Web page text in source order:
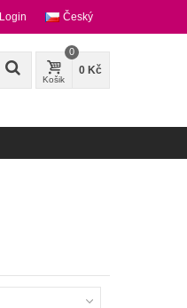
Český
Login
Košik
0
0 Kč